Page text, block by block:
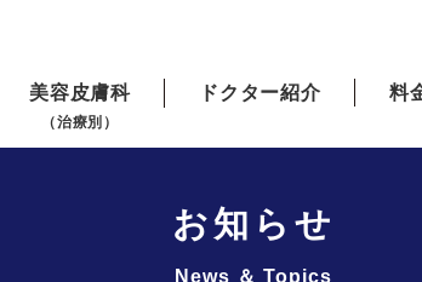
美容皮膚科
（治療別）
ドクター紹介 料
お知らせ
News ＆ Topics